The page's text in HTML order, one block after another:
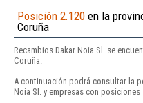
Posición 2.120 en la
Coruña
Recambios Dakar Noia Sl. se
Coruña.
A continuación podrá consultar la
Noia Sl. y empresas con posiciones